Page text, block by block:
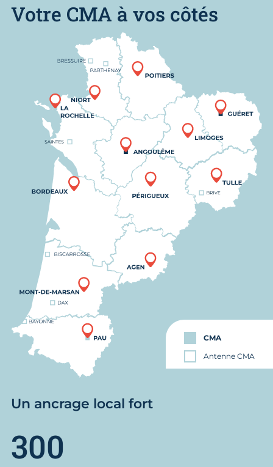
Votre CMA à vos côtés
CMA
Antenne CMA
Un ancrage local fort
300